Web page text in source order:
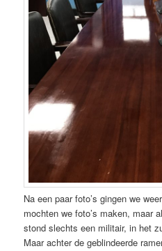
Na een paar foto’s gingen we
mochten we foto’s maken, maar
stond slechts een militair, in het
Maar achter de geblindeerde